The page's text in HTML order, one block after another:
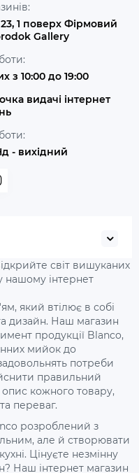
1 поверх Фірмовий
Gallery
з 10:00 до 19:00
- вихідний
світ вишуканих
нашому інтернет
який втілює в собі
дизайн. Наш магазин
продукції Blanco,
мийок до
потреби
правильний
кожного товару,
переваг.
розроблений з
але й створювати
Цінуєте незмінну
Наш інтернет магазин